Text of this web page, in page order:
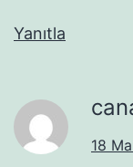
Yanıtla
18